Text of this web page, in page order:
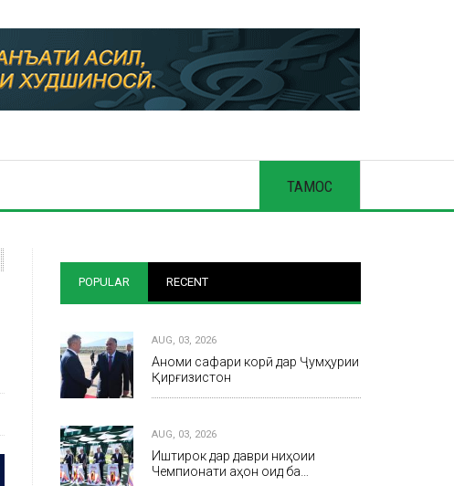
ТАМОС
POPULAR RECENT
AUG, 03, 2026
Анҷоми сафари корӣ дар Ҷумҳурии
Қирғизистон
AUG, 03, 2026
Иштирок дар даври ниҳоии
Чемпионати ҷаҳон оид ба…